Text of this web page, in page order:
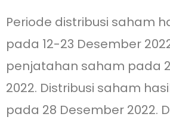
Periode distribusi saham
pada 12-23 Desember
penjatahan saham pada
2022. Distribusi saham
pada 28 Desember 2022.